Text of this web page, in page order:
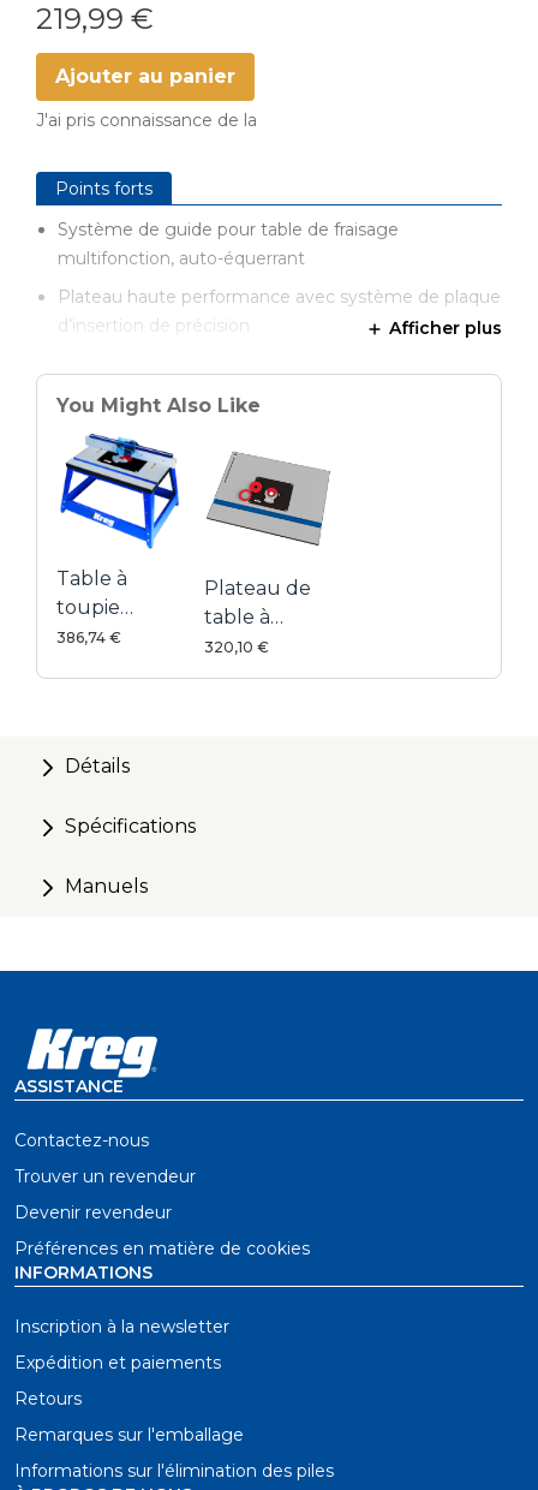
219,99 €
Ajouter au panier
J'ai pris connaissance de la
Points forts
Système de guide pour table de fraisage
multifonction, auto-équerrant
Plateau haute performance avec système de plaque
d’insertion de précision
facilement réglable
Afficher plus
You Might Also Like
Table à
toupie
d'établi de
386,74 €
Plateau de
table à
toupie de
précision
320,10 €
Détails
Spécifications
Manuels
ASSISTANCE
Contactez-nous
Trouver un revendeur
Devenir revendeur
Préférences en matière de cookies
INFORMATIONS
Inscription à la newsletter
Expédition et paiements
Retours
Remarques sur l'emballage
Informations sur l'élimination des piles